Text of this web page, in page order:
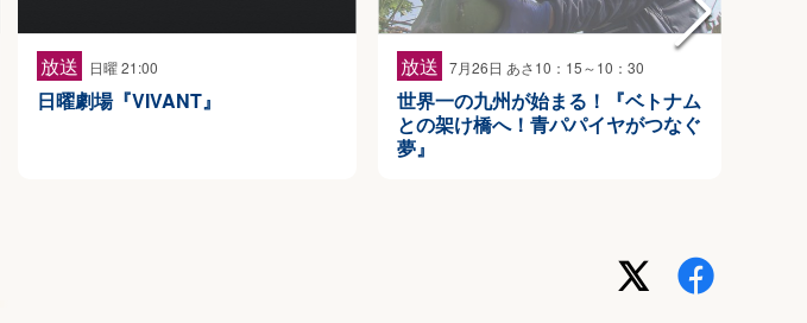
放送 日曜 21:00
日曜劇場『VIVANT』
放送 7月26日 あさ10：15～10：30
世界一の九州が始まる！『ベトナム
との架け橋へ！青パパイヤがつなぐ
夢』